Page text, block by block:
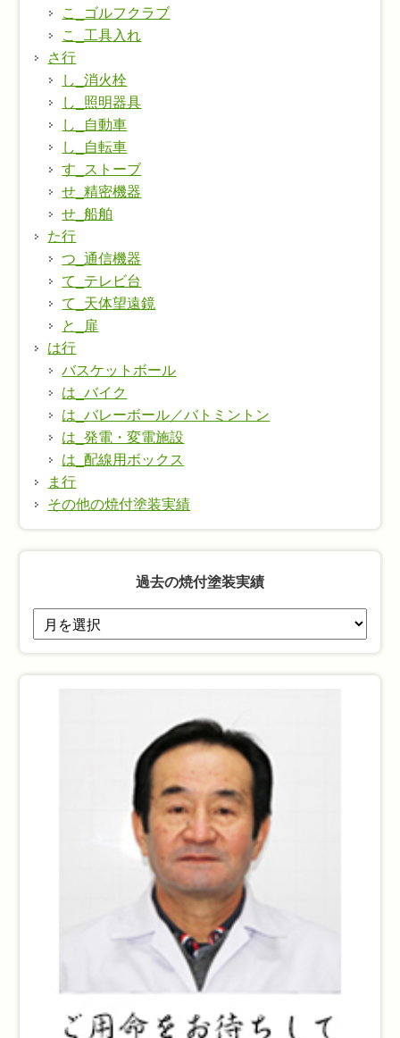
こ_ゴルフクラブ
こ_工具入れ
さ行
し_消火栓
し_照明器具
し_自動車
し_自転車
す_ストーブ
せ_精密機器
せ_船舶
た行
つ_通信機器
て_テレビ台
て_天体望遠鏡
と_扉
は行
バスケットボール
は_バイク
は_バレーボール／バトミントン
は_発電・変電施設
は_配線用ボックス
ま行
その他の焼付塗装実績
過去の焼付塗装実績